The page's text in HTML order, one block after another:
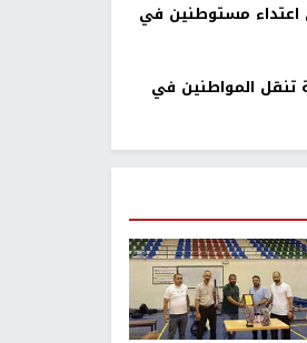
اعتداء مستوطنين في
تنقل المواطنين في